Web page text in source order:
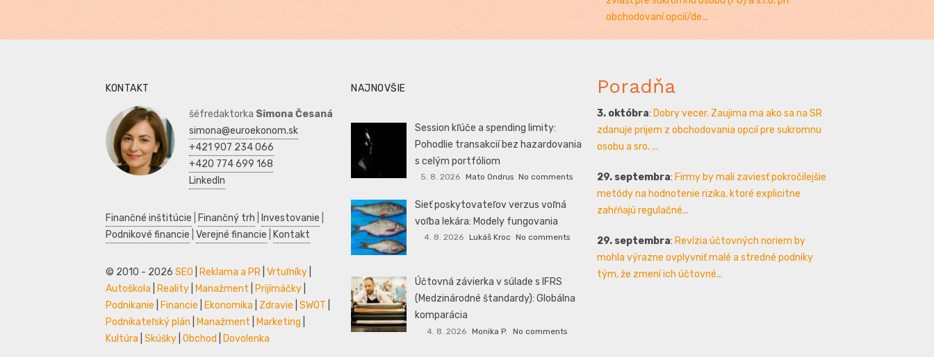
obchodovaní opcií/de...
KONTAKT
šéfredaktorka Simona Česaná
simona@euroekonom.sk
+421 907 234 066
+420 774 699 168
LinkedIn
Finančné inštitúcie Finančný trh Investovanie
Podnikové financie Verejné financie Kontakt
© 2010 - 2026 SEO Reklama a PR Vrtuľníky
Autoškola
Reality Manažment Prijímáčky
Podnikanie
Financie Ekonomika Zdravie SWOT
Podnikateľský plán
Manažment Marketing
Kultúra Skúšky Obchod Dovolenka
NAJNOVŠIE
Session kľúče a spending limity:
Pohodlie transakcií bez hazardovania
s celým portfóliom
5. 8. 2026 Mato Ondrus No comments
Sieť poskytovateľov verzus voľná
voľba lekára: Modely fungovania
4. 8. 2026 Lukáš Kroc No comments
Účtovná závierka v súlade s IFRS
(Medzinárodné štandardy): Globálna
komparácia
4. 8. 2026 Monika P. No comments
Poradňa
3. októbra: Dobry vecer. Zaujima ma ako sa na SR
zdanuje prijem z obchodovania opcií pre sukromnu
osobu a sro. ...
29. septembra: Firmy by mali zaviesť pokročilejšie
metódy na hodnotenie rizika, ktoré explicitne
zahŕňajú regulačné...
29. septembra: Revízia účtovných noriem by
mohla výrazne ovplyvniť malé a stredné podniky
tým, že zmení ich účtovné...